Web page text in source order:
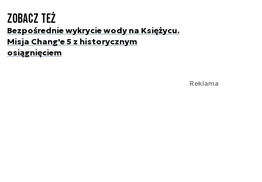
Zobacz też
Bezpośrednie wykrycie wody na Księżycu.
Misja Chang'e 5 z historycznym
osiągnięciem
Reklama